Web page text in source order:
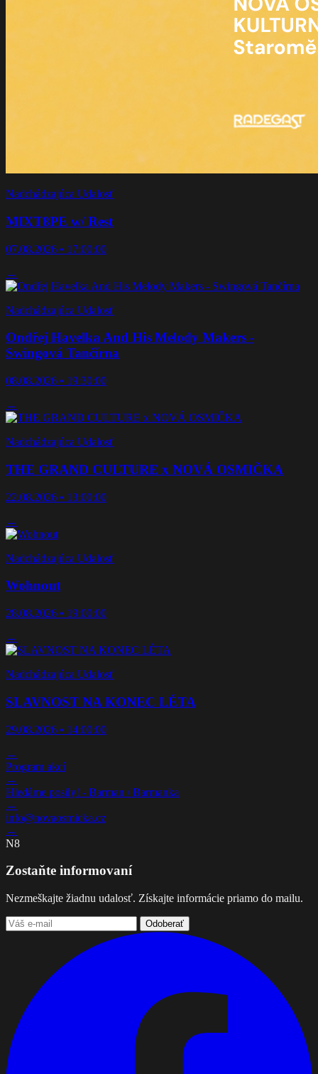
Nadchádzajúca Udalosť
MIXT8PE w/ Rest
07.08.2026 • 17:00:00
→
Nadchádzajúca Udalosť
Ondřej Havelka And His Melody Makers -
Swingová Tančírna
08.08.2026 • 19:30:00
→
Nadchádzajúca Udalosť
THE GRAND CULTURE x NOVÁ OSMIČKA
22.08.2026 • 13:00:00
→
Nadchádzajúca Udalosť
Wohnout
28.08.2026 • 19:00:00
→
Nadchádzajúca Udalosť
SLAVNOST NA KONEC LÉTA
29.08.2026 • 14:00:00
→
Program akcí
→
Hledáme posily! - Barman / Barmanka
→
info@novaosmicka.cz
→
N8
Zostaňte informovaní
Nezmeškajte žiadnu udalosť. Získajte informácie priamo do mailu.
Odoberať